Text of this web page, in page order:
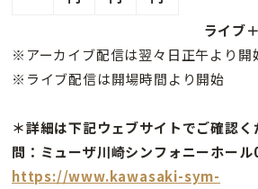
ライブ
※アーカイブ配信は翌々日正午より開
※ライブ配信は開場時間より開始
＊詳細は下記ウェブサイトでご確認く
問：ミューザ川崎シンフォニーホー
https://www.kawasaki-sym-